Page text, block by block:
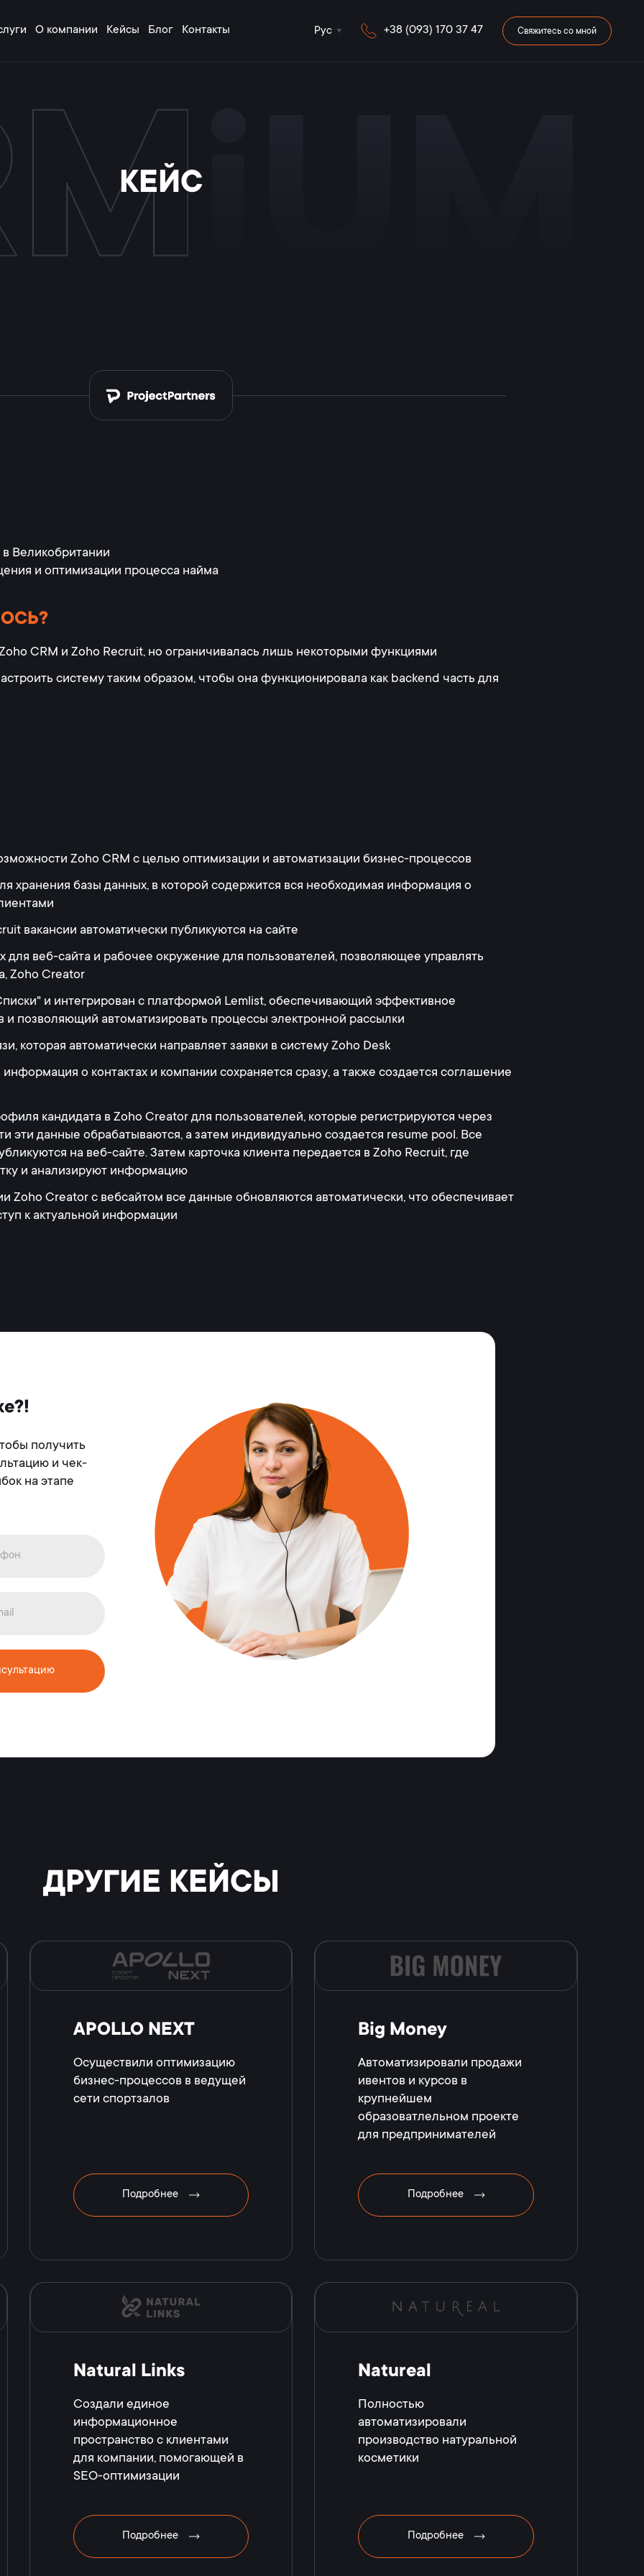
О компании Кейсы Блог Контакты Рус +38 (093) 170 37 47 Свяжитесь со мной
iUM
КЕЙС
в Великобритании
и оптимизации процесса найма
CRM и Zoho Recruit, но ограничивалась лишь некоторыми функциями
систему таким образом, чтобы она функционировала как backend часть для
Zoho CRM с целью оптимизации и автоматизации бизнес-процессов
хранения базы данных, в которой содержится вся необходимая информация о
вакансии автоматически публикуются на сайте
для веб-сайта и рабочее окружение для пользователей, позволяющее управлять
Zoho Creator
и интегрирован с платформой Lemlist, обеспечивающий эффективное
и позволяющий автоматизировать процессы электронной рассылки
которая автоматически направляет заявки в систему Zoho Desk
о контактах и компании сохраняется сразу, а также создается соглашение
кандидата в Zoho Creator для пользователей, которые регистрируются через
эти данные обрабатываются, а затем индивидуально создается resume pool. Все
на веб-сайте. Затем карточка клиента передается в Zoho Recruit, где
и анализируют информацию
Zoho Creator с вебсайтом все данные обновляются автоматически, что обеспечивает
к актуальной информации
получить
и чек-
на этапе
ДРУГИЕ КЕЙСЫ
APOLLO NEXT
Осуществили оптимизацию
бизнес-процессов в ведущей
сети спортзалов
Подробнее
Big Money
Автоматизировали продажи
ивентов и курсов в
крупнейшем
образоватлельном проекте
для предпринимателей
Подробнее
Natural Links
Создали единое
информационное
пространство с клиентами
для компании, помогающей в
SEO-оптимизации
Подробнее
Natureal
Полностью
автоматизировали
производство натуральной
косметики
Подробнее